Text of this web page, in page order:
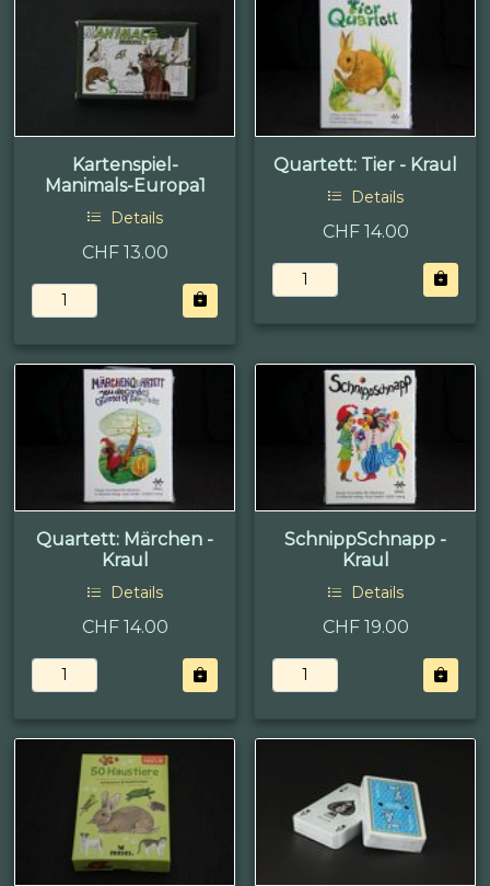
Kartenspiel-
Manimals-Europa1
Details
CHF 13.00
Quartett: Tier - Kraul
Details
CHF 14.00
Quartett: Märchen -
Kraul
Details
CHF 14.00
SchnippSchnapp -
Kraul
Details
CHF 19.00